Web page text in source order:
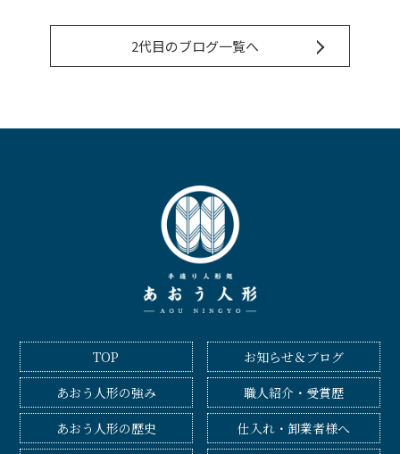
2代目のブログ一覧へ
TOP
お知らせ＆ブログ
あおう人形の強み
職人紹介・受賞歴
あおう人形の歴史
仕入れ・卸業者様へ